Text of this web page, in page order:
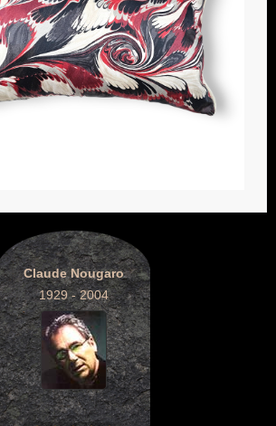
Claude Nougaro
1929 - 2004